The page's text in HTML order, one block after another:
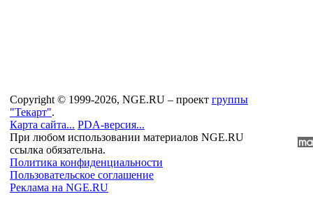
Copyright © 1999-2026, NGE.RU – проект группы
"Текарт".
Карта сайта... PDA-версия...
При любом использовании материалов NGE.RU
ссылка обязательна.
Политика конфиденциальности
Пользовательское соглашение
Реклама на NGE.RU